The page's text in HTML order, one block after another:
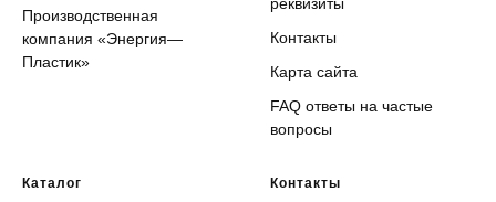
Производственная
компания «Энергия—
Пластик»
реквизиты
Контакты
Карта сайта
FAQ ответы на частые
вопросы
Каталог Контакты